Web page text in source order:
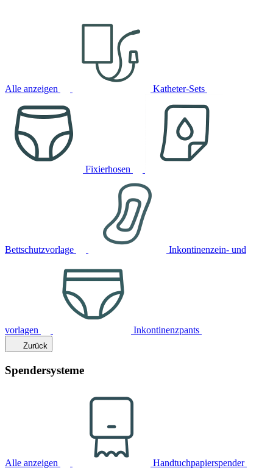
Alle anzeigen Katheter-Sets
Fixierhosen
Bettschutzvorlage Inkontinenzein- und
vorlagen Inkontinenzpants
Zurück
Spendersysteme
Alle anzeigen Handtuchpapierspender